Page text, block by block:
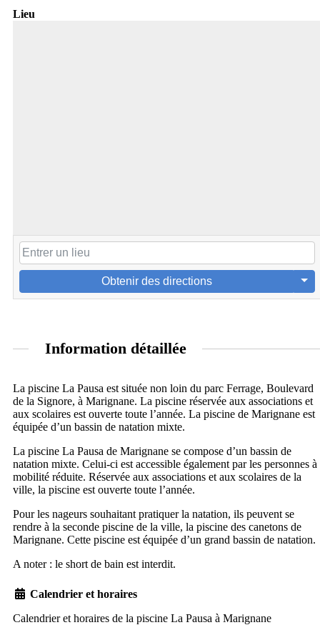
Lieu
Obtenir des directions
Information détaillée
La piscine La Pausa est située non loin du parc Ferrage, Boulevard
de la Signore, à Marignane. La piscine réservée aux associations et
aux scolaires est ouverte toute l’année. La piscine de Marignane est
équipée d’un bassin de natation mixte.
La piscine La Pausa de Marignane se compose d’un bassin de
natation mixte. Celui-ci est accessible également par les personnes à
mobilité réduite. Réservée aux associations et aux scolaires de la
ville, la piscine est ouverte toute l’année.
Pour les nageurs souhaitant pratiquer la natation, ils peuvent se
rendre à la seconde piscine de la ville, la piscine des canetons de
Marignane. Cette piscine est équipée d’un grand bassin de natation.
A noter : le short de bain est interdit.
Calendrier et horaires
Calendrier et horaires de la piscine La Pausa à Marignane